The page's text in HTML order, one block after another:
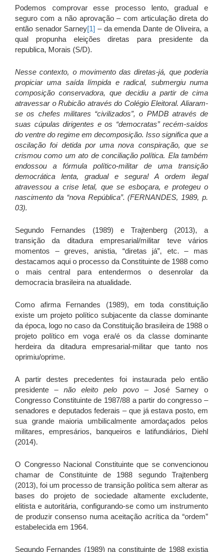
Podemos comprovar esse processo lento, gradual e
seguro com a não aprovação – com articulação direta do
então senador Sarney[1] – da emenda Dante de Oliveira, a
qual propunha eleições diretas para presidente da
republica, Morais (S/D).
Nesse contexto, o movimento das diretas-já, que poderia
propiciar uma saída límpida e radical, submergiu numa
composição conservadora, que decidiu a partir de cima
atravessar o Rubicão através do Colégio Eleitoral. Aliaram-
se os chefes militares “civilizados”, o PMDB através de
suas cúpulas dirigentes e os “democratas” recém-saídos
do ventre do regime em decomposição. Isso significa que a
oscilação foi detida por uma nova conspiração, que se
crismou como um ato de conciliação política. Ela também
endossou a fórmula político-militar de uma transição
democrática lenta, gradual e segura! A ordem ilegal
atravessou a crise letal, que se esboçara, e protegeu o
nascimento da “nova República”. (FERNANDES, 1989, p.
03).
Segundo Fernandes (1989) e Trajtenberg (2013), a
transição da ditadura empresarial/militar teve vários
momentos – greves, anistia, “diretas já”, etc. – mas
destacamos aqui o processo da Constituinte de 1988 como
o mais central para entendermos o desenrolar da
democracia brasileira na atualidade.
Como afirma Fernandes (1989), em toda constituição
existe um projeto político subjacente da classe dominante
da época, logo no caso da Constituição brasileira de 1988 o
projeto político em voga era/é os da classe dominante
herdeira da ditadura empresarial-militar que tanto nos
oprimiu/oprime.
A partir destes precedentes foi instaurada pelo então
presidente –não eleito pelo povo– José Sarney o
Congresso Constituinte de 1987/88 a partir do congresso –
senadores e deputados federais – que já estava posto, em
sua grande maioria umbilicalmente amordaçados pelos
militares, empresários, banqueiros e latifundiários, Diehl
(2014).
O Congresso Nacional Constituinte que se convencionou
chamar de Constituinte de 1988 segundo Trajtenberg
(2013), foi um processo de transição política sem alterar as
bases do projeto de sociedade altamente excludente,
elitista e autoritária, configurando-se como um instrumento
de produzir consenso numa aceitação acrítica da “ordem”
estabelecida em 1964.
Segundo Fernandes (1989) na constituinte de 1988 existia